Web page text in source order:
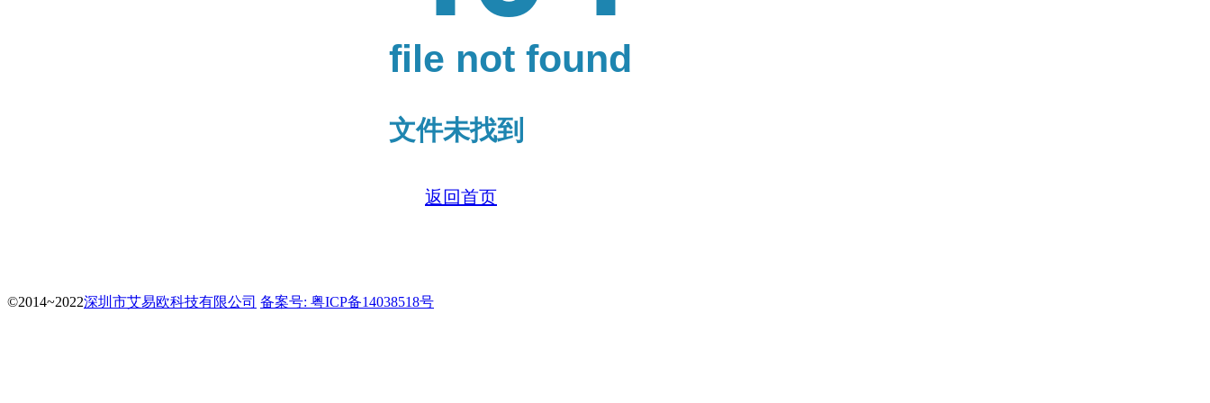
file not found
文件未找到
返回首页
©2014~2022深圳市艾易欧科技有限公司 备案号: 粤ICP备14038518号